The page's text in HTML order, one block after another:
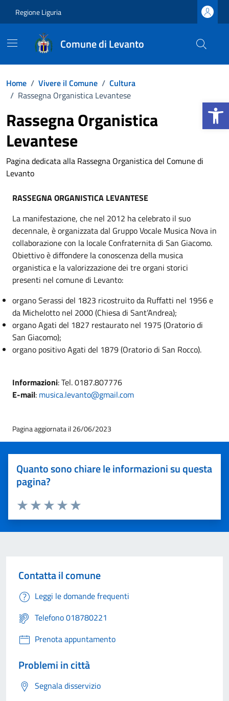
Apri la
Regione Liguria
Comune di Levanto
Home / Vivere il Comune / Cultura
/ Rassegna Organistica Levantese
Rassegna Organistica
Levantese
Pagina dedicata alla Rassegna Organistica del Comune di
Levanto
RASSEGNA ORGANISTICA LEVANTESE
La manifestazione, che nel 2012 ha celebrato il suo
decennale, è organizzata dal Gruppo Vocale Musica Nova in
collaborazione con la locale Confraternita di San Giacomo.
Obiettivo è diffondere la conoscenza della musica
organistica e la valorizzazione dei tre organi storici
presenti nel comune di Levanto:
organo Serassi del 1823 ricostruito da Ruffatti nel 1956 e
da Michelotto nel 2000 (Chiesa di Sant’Andrea);
organo Agati del 1827 restaurato nel 1975 (Oratorio di
San Giacomo);
organo positivo Agati del 1879 (Oratorio di San Rocco).
Informazioni: Tel. 0187.807776
E-mail: musica.levanto@gmail.com
Pagina aggiornata il 26/06/2023
Quanto sono chiare le informazioni su questa
pagina?
Valuta 5 stelle su 5
Valuta 4 stelle su 5
Valuta 3 stelle su 5
Valuta 2 stelle su 5
Valuta 1 stelle su 5
Contatta il comune
Leggi le domande frequenti
Telefono 018780221
Prenota appuntamento
Problemi in città
Segnala disservizio